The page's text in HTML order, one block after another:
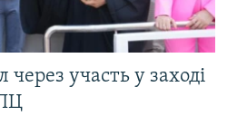
через участь у заході